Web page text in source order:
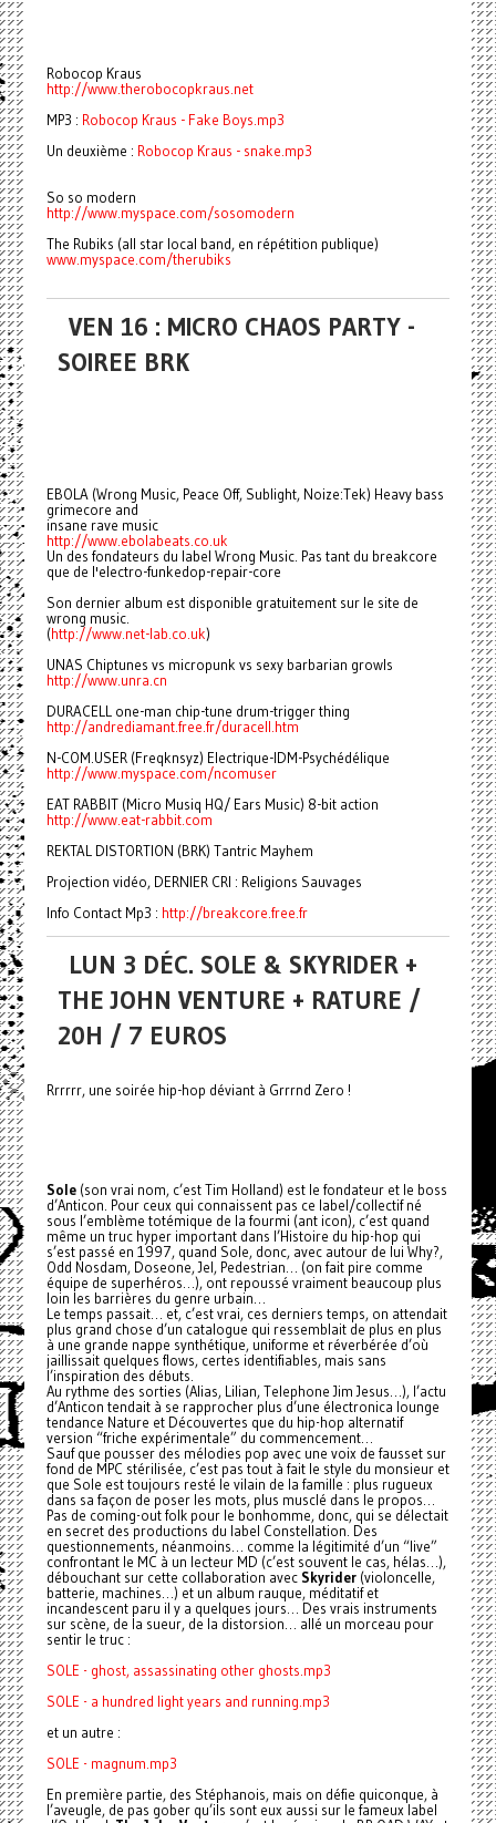
Robocop Kraus
http://www.therobocopkraus.net
MP3 : Robocop Kraus - Fake Boys.mp3
Un deuxième : Robocop Kraus - snake.mp3
So so modern
http://www.myspace.com/sosomodern
The Rubiks (all star local band, en répétition publique)
www.myspace.com/therubiks
VEN 16 : MICRO CHAOS PARTY -
SOIREE BRK
EBOLA (Wrong Music, Peace Off, Sublight, Noize:Tek) Heavy bass
grimecore and
insane rave music
http://www.ebolabeats.co.uk
Un des fondateurs du label Wrong Music. Pas tant du breakcore
que de l'electro-funkedop-repair-core
Son dernier album est disponible gratuitement sur le site de
wrong music.
(http://www.net-lab.co.uk)
UNAS Chiptunes vs micropunk vs sexy barbarian growls
http://www.unra.cn
DURACELL one-man chip-tune drum-trigger thing
http://andrediamant.free.fr/duracell.htm
N-COM.USER (Freqknsyz) Electrique-IDM-Psychédélique
http://www.myspace.com/ncomuser
EAT RABBIT (Micro Musiq HQ/ Ears Music) 8-bit action
http://www.eat-rabbit.com
REKTAL DISTORTION (BRK) Tantric Mayhem
Projection vidéo, DERNIER CRI : Religions Sauvages
Info Contact Mp3 : http://breakcore.free.fr
LUN 3 DÉC. SOLE & SKYRIDER +
THE JOHN VENTURE + RATURE /
20H / 7 EUROS
Rrrrrr, une soirée hip-hop déviant à Grrrnd Zero !
Sole(son vrai nom, c’est Tim Holland) est le fondateur et le boss
d’Anticon. Pour ceux qui connaissent pas ce label/collectif né
sous l’emblème totémique de la fourmi (ant icon), c’est quand
même un truc hyper important dans l’Histoire du hip-hop qui
s’est passé en 1997, quand Sole, donc, avec autour de lui Why?,
Odd Nosdam, Doseone, Jel, Pedestrian… (on fait pire comme
équipe de superhéros…), ont repoussé vraiment beaucoup plus
loin les barrières du genre urbain…
Le temps passait… et, c’est vrai, ces derniers temps, on attendait
plus grand chose d’un catalogue qui ressemblait de plus en plus
à une grande nappe synthétique, uniforme et réverbérée d’où
jaillissait quelques flows, certes identifiables, mais sans
l’inspiration des débuts.
Au rythme des sorties (Alias, Lilian, Telephone Jim Jesus…), l’actu
d’Anticon tendait à se rapprocher plus d’une électronica lounge
tendance Nature et Découvertes que du hip-hop alternatif
version “friche expérimentale” du commencement…
Sauf que pousser des mélodies pop avec une voix de fausset sur
fond de MPC stérilisée, c’est pas tout à fait le style du monsieur et
que Sole est toujours resté le vilain de la famille : plus rugueux
dans sa façon de poser les mots, plus musclé dans le propos…
Pas de coming-out folk pour le bonhomme, donc, qui se délectait
en secret des productions du label Constellation. Des
questionnements, néanmoins… comme la légitimité d’un “live”
confrontant le MC à un lecteur MD (c’est souvent le cas, hélas…),
débouchant sur cette collaboration avec Skyrider(violoncelle,
batterie, machines…) et un album rauque, méditatif et
incandescent paru il y a quelques jours… Des vrais instruments
sur scène, de la sueur, de la distorsion… allé un morceau pour
sentir le truc :
SOLE - ghost, assassinating other ghosts.mp3
SOLE - a hundred light years and running.mp3
et un autre :
SOLE - magnum.mp3
En première partie, des Stéphanois, mais on défie quiconque, à
l’aveugle, de pas gober qu’ils sont eux aussi sur le fameux label